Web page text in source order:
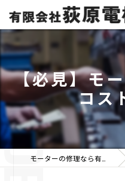
【必見】モ
コス